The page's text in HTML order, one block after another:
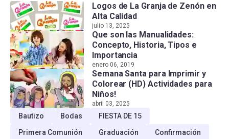
Logos de La Granja de Zenón en
Alta Calidad
julio 13, 2025
Que son las Manualidades:
Concepto, Historia, Tipos e
Importancia
enero 06, 2019
Semana Santa para Imprimir y
Colorear (HD) Actividades para
Niños!
abril 03, 2025
Bautizo Bodas
FIESTA DE 15
Primera Comunión
Graduación Confirmación